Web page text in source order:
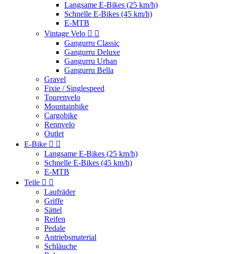
Langsame E-Bikes (25 km/h)
Schnelle E-Bikes (45 km/h)
E-MTB
Vintage Velo  
Gangurru Classic
Gangurru Deluxe
Gangurru Urban
Gangurru Bella
Gravel
Fixie / Singlespeed
Tourenvelo
Mountainbike
Cargobike
Rennvelo
Outlet
E-Bike  
Langsame E-Bikes (25 km/h)
Schnelle E-Bikes (45 km/h)
E-MTB
Teile  
Laufräder
Griffe
Sättel
Reifen
Pedale
Antriebsmaterial
Schläuche